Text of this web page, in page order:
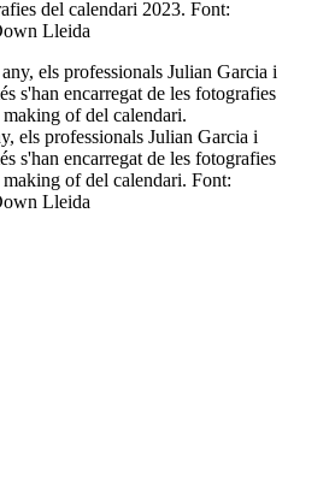
del calendari 2023. Font:
Lleida
els professionals Julian Garcia i
s'han encarregat de les fotografies
of del calendari. Font:
Lleida